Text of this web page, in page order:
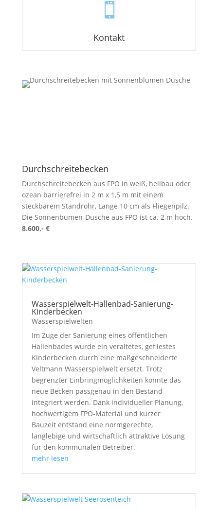

Kontakt
Durchschreitebecken
Durchschreitebecken aus FPO in weiß, hellbau oder
ozean barrierefrei in 2 m x 1,5 m mit einem
steckbarem Standrohr, Länge 10 cm als Fliegenpilz.
Die Sonnenbumen-Dusche aus FPO ist ca. 2 m hoch.
8.600,- €
Wasserspielwelt-Hallenbad-Sanierung-
Kinderbecken
Wasserspielwelten
Im Zuge der Sanierung eines öffentlichen
Hallenbades wurde ein veraltetes, gefliestes
Kinderbecken durch eine maßgeschneiderte
Veltmann Wasserspielwelt ersetzt. Trotz
begrenzter Einbringmöglichkeiten konnte das
neue Becken passgenau in den Bestand
integriert werden. Dank individueller Planung,
hochwertigem FPO-Material und kurzer
Bauzeit entstand eine normgerechte,
langlebige und wirtschaftlich attraktive Lösung
für den kommunalen Betreiber.
mehr lesen